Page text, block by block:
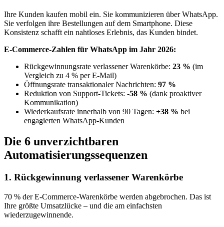
Ihre Kunden kaufen mobil ein. Sie kommunizieren über WhatsApp.
Sie verfolgen ihre Bestellungen auf dem Smartphone. Diese
Konsistenz schafft ein nahtloses Erlebnis, das Kunden bindet.
E-Commerce-Zahlen für WhatsApp im Jahr 2026:
Rückgewinnungsrate verlassener Warenkörbe: 23 % (im
Vergleich zu 4 % per E-Mail)
Öffnungsrate transaktionaler Nachrichten: 97 %
Reduktion von Support-Tickets: -58 % (dank proaktiver
Kommunikation)
Wiederkaufsrate innerhalb von 90 Tagen: +38 % bei
engagierten WhatsApp-Kunden
Die 6 unverzichtbaren
Automatisierungssequenzen
1. Rückgewinnung verlassener Warenkörbe
70 % der E-Commerce-Warenkörbe werden abgebrochen. Das ist
Ihre größte Umsatzlücke – und die am einfachsten
wiederzugewinnende.